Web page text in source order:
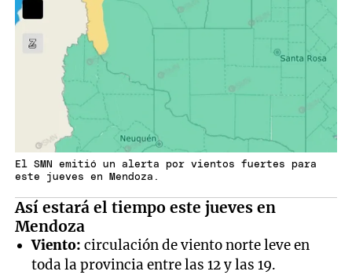
El SMN emitió un alerta por vientos fuertes para
este jueves en Mendoza.
Así estará el tiempo este jueves en
Mendoza
Viento:circulación de viento norte leve en
toda la provincia entre las 12 y las 19.